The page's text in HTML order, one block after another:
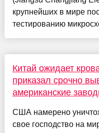
крупнейших в мире
тестированию
Китай ожидает
приказал срочно
американские
США намерено
свое господство на